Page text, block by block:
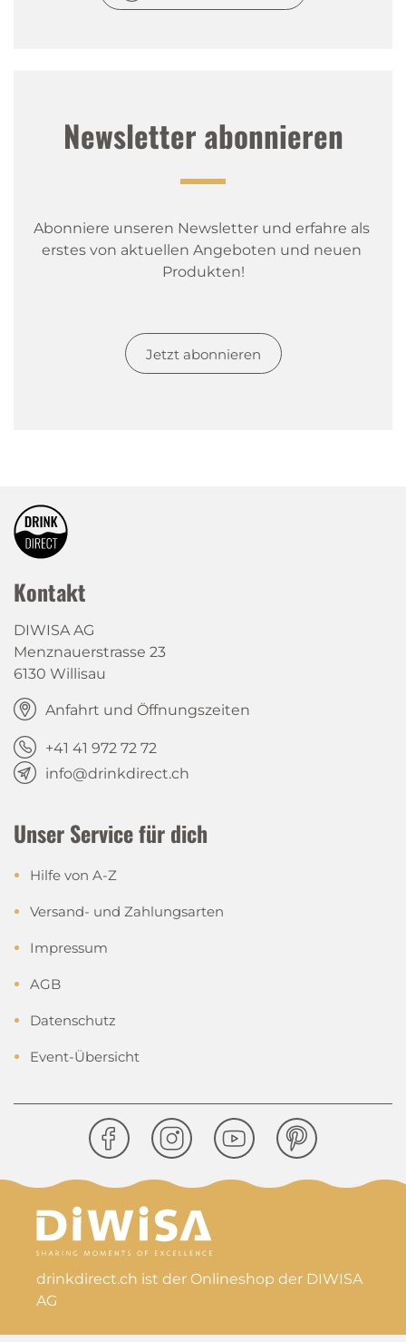
Newsletter abonnieren
Abonniere unseren Newsletter und erfahre als
erstes von aktuellen Angeboten und neuen
Produkten!
Jetzt abonnieren
Kontakt
DIWISA AG
Menznauerstrasse 23
6130 Willisau
Anfahrt und Öffnungszeiten
+41 41 972 72 72
info@drinkdirect.ch
Unser Service für dich
Hilfe von A-Z
Versand- und Zahlungsarten
Impressum
AGB
Datenschutz
Event-Übersicht
drinkdirect.ch ist der Onlineshop der DIWISA
AG